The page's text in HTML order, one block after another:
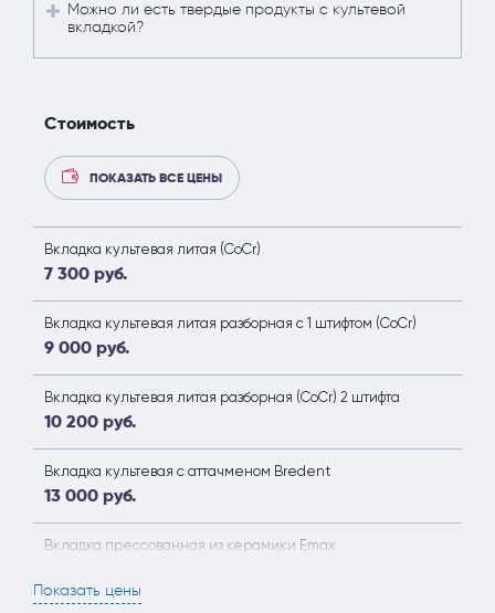
Можно ли есть твердые продукты с культевой
вкладкой?
Стоимость
ПОКАЗАТЬ ВСЕ ЦЕНЫ
Вкладка культевая литая (CoCr)
7 300 руб.
Вкладка культевая литая разборная с 1 штифтом (CoCr)
9 000 руб.
Вкладка культевая литая разборная (CoCr) 2 штифта
10 200 руб.
Вкладка культевая с аттачменом Bredent
13 000 руб.
Вкладка прессованная из керамики Emax
Показать цены